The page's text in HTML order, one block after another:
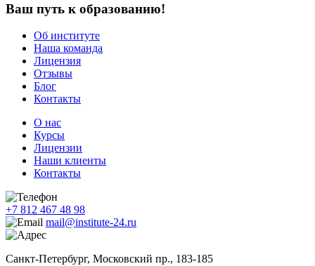
Ваш путь к образованию!
Об институте
Наша команда
Лицензия
Отзывы
Блог
Контакты
О нас
Курсы
Лицензии
Наши клиенты
Контакты
+7 812 467 48 98
mail@institute-24.ru
Санкт-Петербург, Московский пр., 183-185